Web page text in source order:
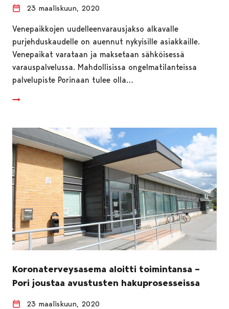
23 maaliskuun, 2020
Venepaikkojen uudelleenvarausjakso alkavalle
purjehduskaudelle on auennut nykyisille asiakkaille.
Venepaikat varataan ja maksetaan sähköisessä
varauspalvelussa. Mahdollisissa ongelmatilanteissa
palvelupiste Porinaan tulee olla…
Koronaterveysasema aloitti toimintansa –
Pori joustaa avustusten hakuprosesseissa
23 maaliskuun, 2020